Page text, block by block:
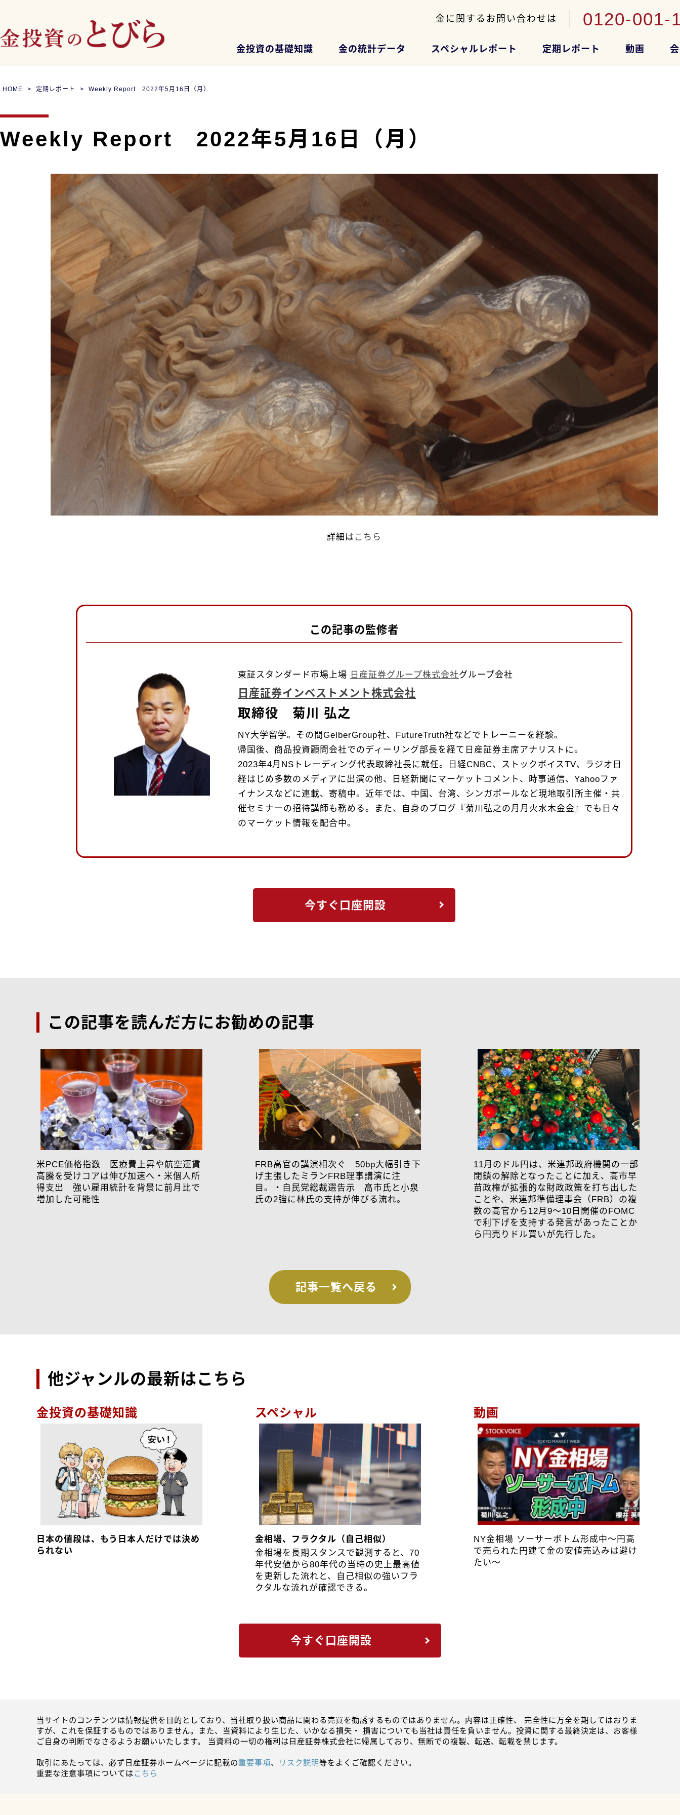
金に関するお問い合わせは 0120-001-
金投資の基礎知識 金の統計データ スペシャルレポート 定期レポート 動画
HOME 定期レポート Weekly Report 2022年5月16日（月）
Weekly Report 2022年5月16日（月）
詳細は こちら
この記事の監修者
東証スタンダード市場上場 日産証券グループ株式会社グループ会社
日産証券インベストメント株式会社
取締役 菊川 弘之
NY大学留学。その間GelberGroup社、FutureTruth社などでトレーニーを経験。
帰国後、商品投資顧問会社でのディーリング部長を経て日産証券主席アナリストに。
2023年4月NSトレーディング代表取締社長に就任。日経CNBC、ストックボイスTV、ラジオ日
経はじめ多数のメディアに出演の他、日経新聞にマーケットコメント、時事通信、Yahooファ
イナンスなどに連載、寄稿中。近年では、中国、台湾、シンガポールなど現地取引所主催・共
催セミナーの招待講師も務める。また、自身のブログ『菊川弘之の月月火水木金金』でも日々
のマーケット情報を配合中。
今すぐ口座開設
この記事を読んだ方にお勧めの記事
米PCE価格指数 医療費上昇や航空運賃
高騰を受けコアは伸び加速へ・米個人所
得支出 強い雇用統計を背景に前月比で
増加した可能性
FRB高官の講演相次ぐ 50bp大幅引き下
げ主張したミランFRB理事講演に注
目。・自民党総裁選告示 高市氏と小泉
氏の2強に林氏の支持が伸びる流れ。
11月のドル円は、米連邦政府機関の一部
閉鎖の解除となったことに加え、高市早
苗政権が拡張的な財政政策を打ち出した
ことや、米連邦準備理事会（FRB）の複
数の高官から12月9～10日開催のFOMC
で利下げを支持する発言があったことか
ら円売りドル買いが先行した。
記事一覧へ戻る
他ジャンルの最新はこちら
金投資の基礎知識
日本の値段は、もう日本人だけでは決め
られない
スペシャル
金相場、フラクタル（自己相似）
金相場を長期スタンスで観測すると、70
年代安値から80年代の当時の史上最高値
を更新した流れと、自己相似の強いフラ
クタルな流れが確認できる。
動画
NY金相場 ソーサーボトム形成中～円高
で売られた円建て金の安値売込みは避け
たい～
今すぐ口座開設
当サイトのコンテンツは情報提供を目的としており、当社取り扱い商品に関わる売買を勧誘するものではありません。内容は正確性、 完全性に万全を期してはおりま
すが、これを保証するものではありません。また、当資料により生じた、いかなる損失・ 損害についても当社は責任を負いません。投資に関する最終決定は、お客様
ご自身の判断でなさるようお願いいたします。 当資料の一切の権利は日産証券株式会社に帰属しており、無断での複製、転送、転載を禁じます。
取引にあたっては、必ず日産証券ホームページに記載の重要事項、 リスク説明等をよくご確認ください。
重要な注意事項についてはこちら